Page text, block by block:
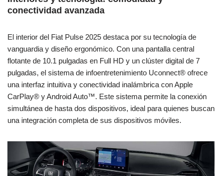
conectividad avanzada
El interior del Fiat Pulse 2025 destaca por su tecnología de
vanguardia y diseño ergonómico. Con una pantalla central
flotante de 10.1 pulgadas en Full HD y un clúster digital de 7
pulgadas, el sistema de infoentretenimiento Uconnect® ofrece
una interfaz intuitiva y conectividad inalámbrica con Apple
CarPlay® y Android Auto™. Este sistema permite la conexión
simultánea de hasta dos dispositivos, ideal para quienes buscan
una integración completa de sus dispositivos móviles.